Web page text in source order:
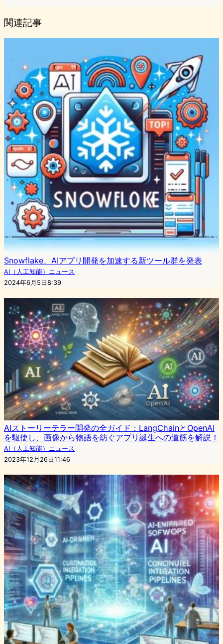
関連記事
Snowflake、AIアプリ開発を加速する新ツール群を発表
AI（人工知能）ニュース
2024年6月5日8:39
AIストーリーテラー開発の全ガイド：LangChainとOpenAI
を駆使し、画像から物語を紡ぐアプリ誕生への道筋を解説！
AI（人工知能）ニュース
2023年12月26日11:46